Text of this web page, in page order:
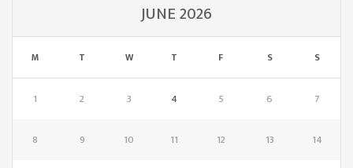
JUNE 2026
M T W T F S S
1 2 3 4 5 6 7
8 9 10 11 12 13 14